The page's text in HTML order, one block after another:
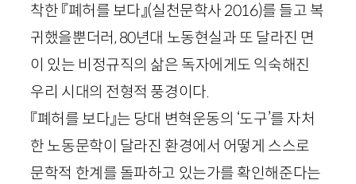
착한 『폐허를 보다』(실천문학사 2016)를 들고 복
귀했을뿐더러,80년대 노동현실과 또 달라진 면
이 있는 비정규직의 삶은 독자에게도 익숙해진
우리 시대의 전형적 풍경이다.
『폐허를 보다』는 당대 변혁운동의 ‘도구’를 자처
한 노동문학이 달라진 환경에서 어떻게 스스로
문학적 한계를 돌파하고 있는가를 확인해준다는